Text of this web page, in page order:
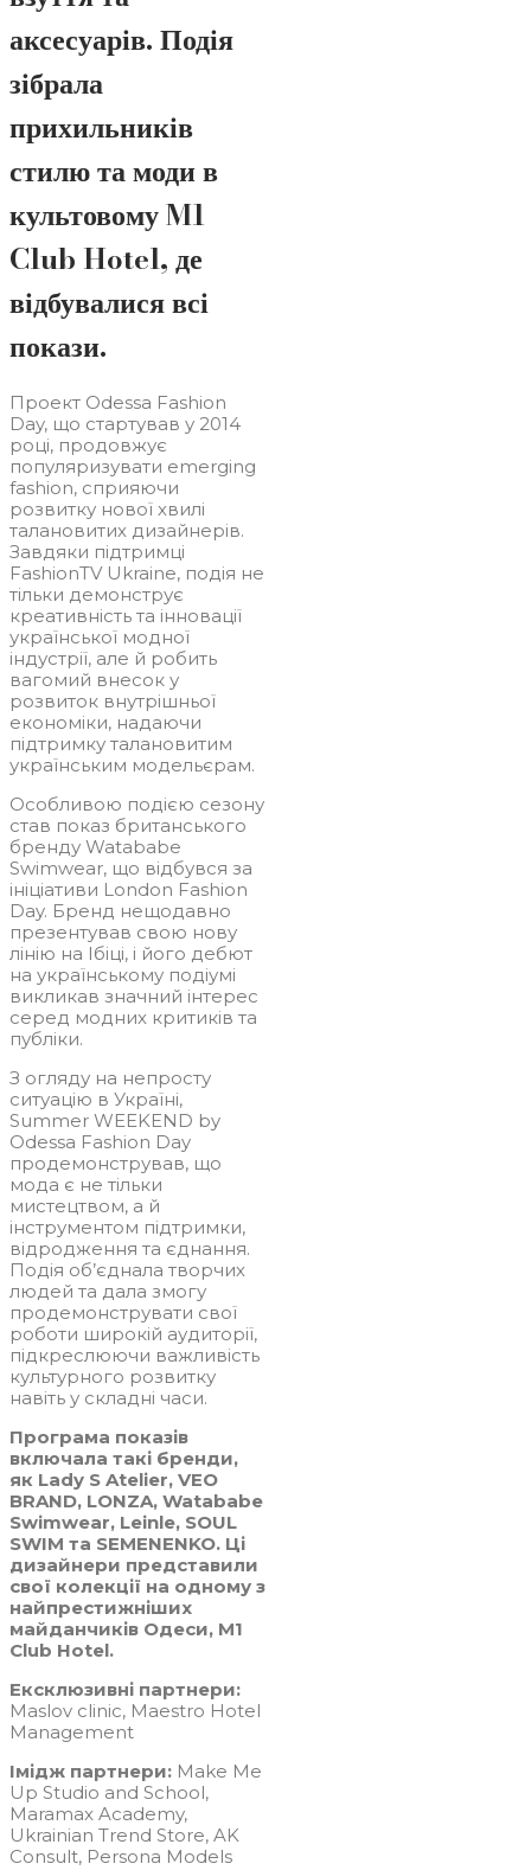
аксесуарів. Подія
зібрала
прихильників
стилю та моди в
культовому M1
Club Hotel, де
відбувалися всі
покази.
Проект Odessa Fashion
Day, що стартував у 2014
році, продовжує
популяризувати emerging
fashion, сприяючи
розвитку нової хвилі
талановитих дизайнерів.
Завдяки підтримці
FashionTV Ukraine, подія не
тільки демонструє
креативність та інновації
української модної
індустрії, але й робить
вагомий внесок у
розвиток внутрішньої
економіки, надаючи
підтримку талановитим
українським модельєрам.
Особливою подією сезону
став показ британського
бренду Watababe
Swimwear, що відбувся за
ініціативи London Fashion
Day. Бренд нещодавно
презентував свою нову
лінію на Ібіці, і його дебют
на українському подіумі
викликав значний інтерес
серед модних критиків та
публіки.
З огляду на непросту
ситуацію в Україні,
Summer WEEKEND by
Odessa Fashion Day
продемонстрував, що
мода є не тільки
мистецтвом, а й
інструментом підтримки,
відродження та єднання.
Подія об’єднала творчих
людей та дала змогу
продемонструвати свої
роботи широкій аудиторії,
підкреслюючи важливість
культурного розвитку
навіть у складні часи.
Програма показів
включала такі бренди,
як Lady S Atelier, VEO
BRAND, LONZA, Watababe
Swimwear, Leinle, SOUL
SWIM та SEMENENKO. Ці
дизайнери представили
свої колекції на одному з
найпрестижніших
майданчиків Одеси, M1
Club Hotel.
Ексклюзивні партнери:
Maslov clinic, Maestro Hotel
Management
Імідж партнери: Make Me
Up Studio and School,
Maramax Academy,
Ukrainian Trend Store, AK
Consult, Persona Models